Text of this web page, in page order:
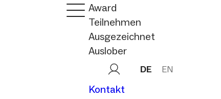
Award
Teilnehmen
Ausgezeichnet
Auslober
DE EN
Kontakt